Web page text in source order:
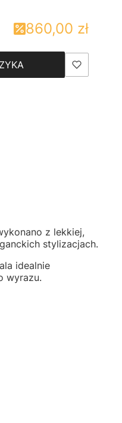
860,00 zł
z lekkiej,
stylizacjach.
idealnie
wyrazu.